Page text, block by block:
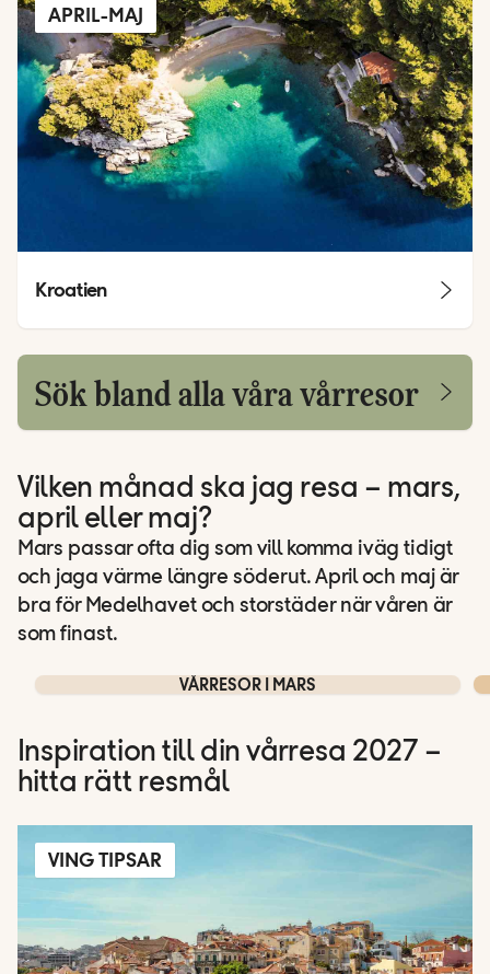
APRIL-MAJ
Kroatien
Sök bland alla våra vårresor
Vilken månad ska jag resa – mars,
april eller maj?
Mars passar ofta dig som vill komma iväg tidigt
och jaga värme längre söderut. April och maj är
bra för Medelhavet och storstäder när våren är
som finast.
VÅRRESOR I MARS
Inspiration till din vårresa 2027 –
hitta rätt resmål
VING TIPSAR